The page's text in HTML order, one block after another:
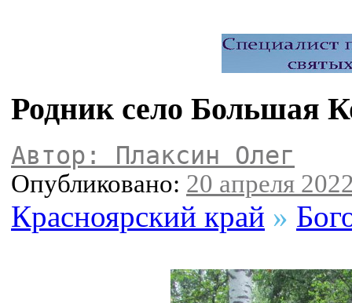
Родник село Большая
Автор: Плаксин Олег
Опубликовано: 20 апреля
Красноярский край »